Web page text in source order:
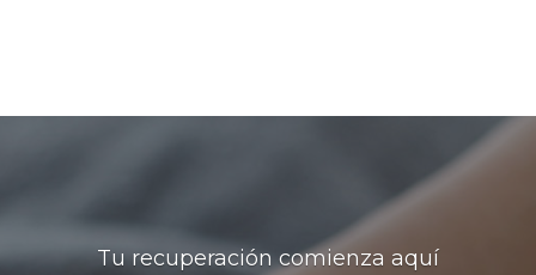
Tu recuperación comienza aquí